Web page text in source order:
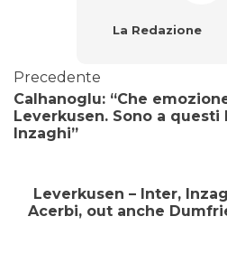
La Redazione
Precedente
Calhanoglu: “Che
Leverkusen. Sono a questi
Inzaghi”
Leverkusen – Inter,
Acerbi, out anche